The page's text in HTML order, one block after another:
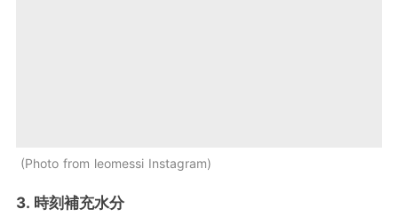
Photo from leomessi Instagram
3. 時刻補充水分